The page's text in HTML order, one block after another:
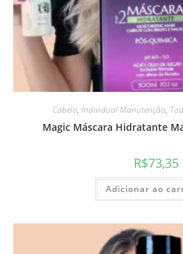
Cabelo, Individual Manutenção,
Magic Máscara Hidratante
R$73,35
Adicionar ao